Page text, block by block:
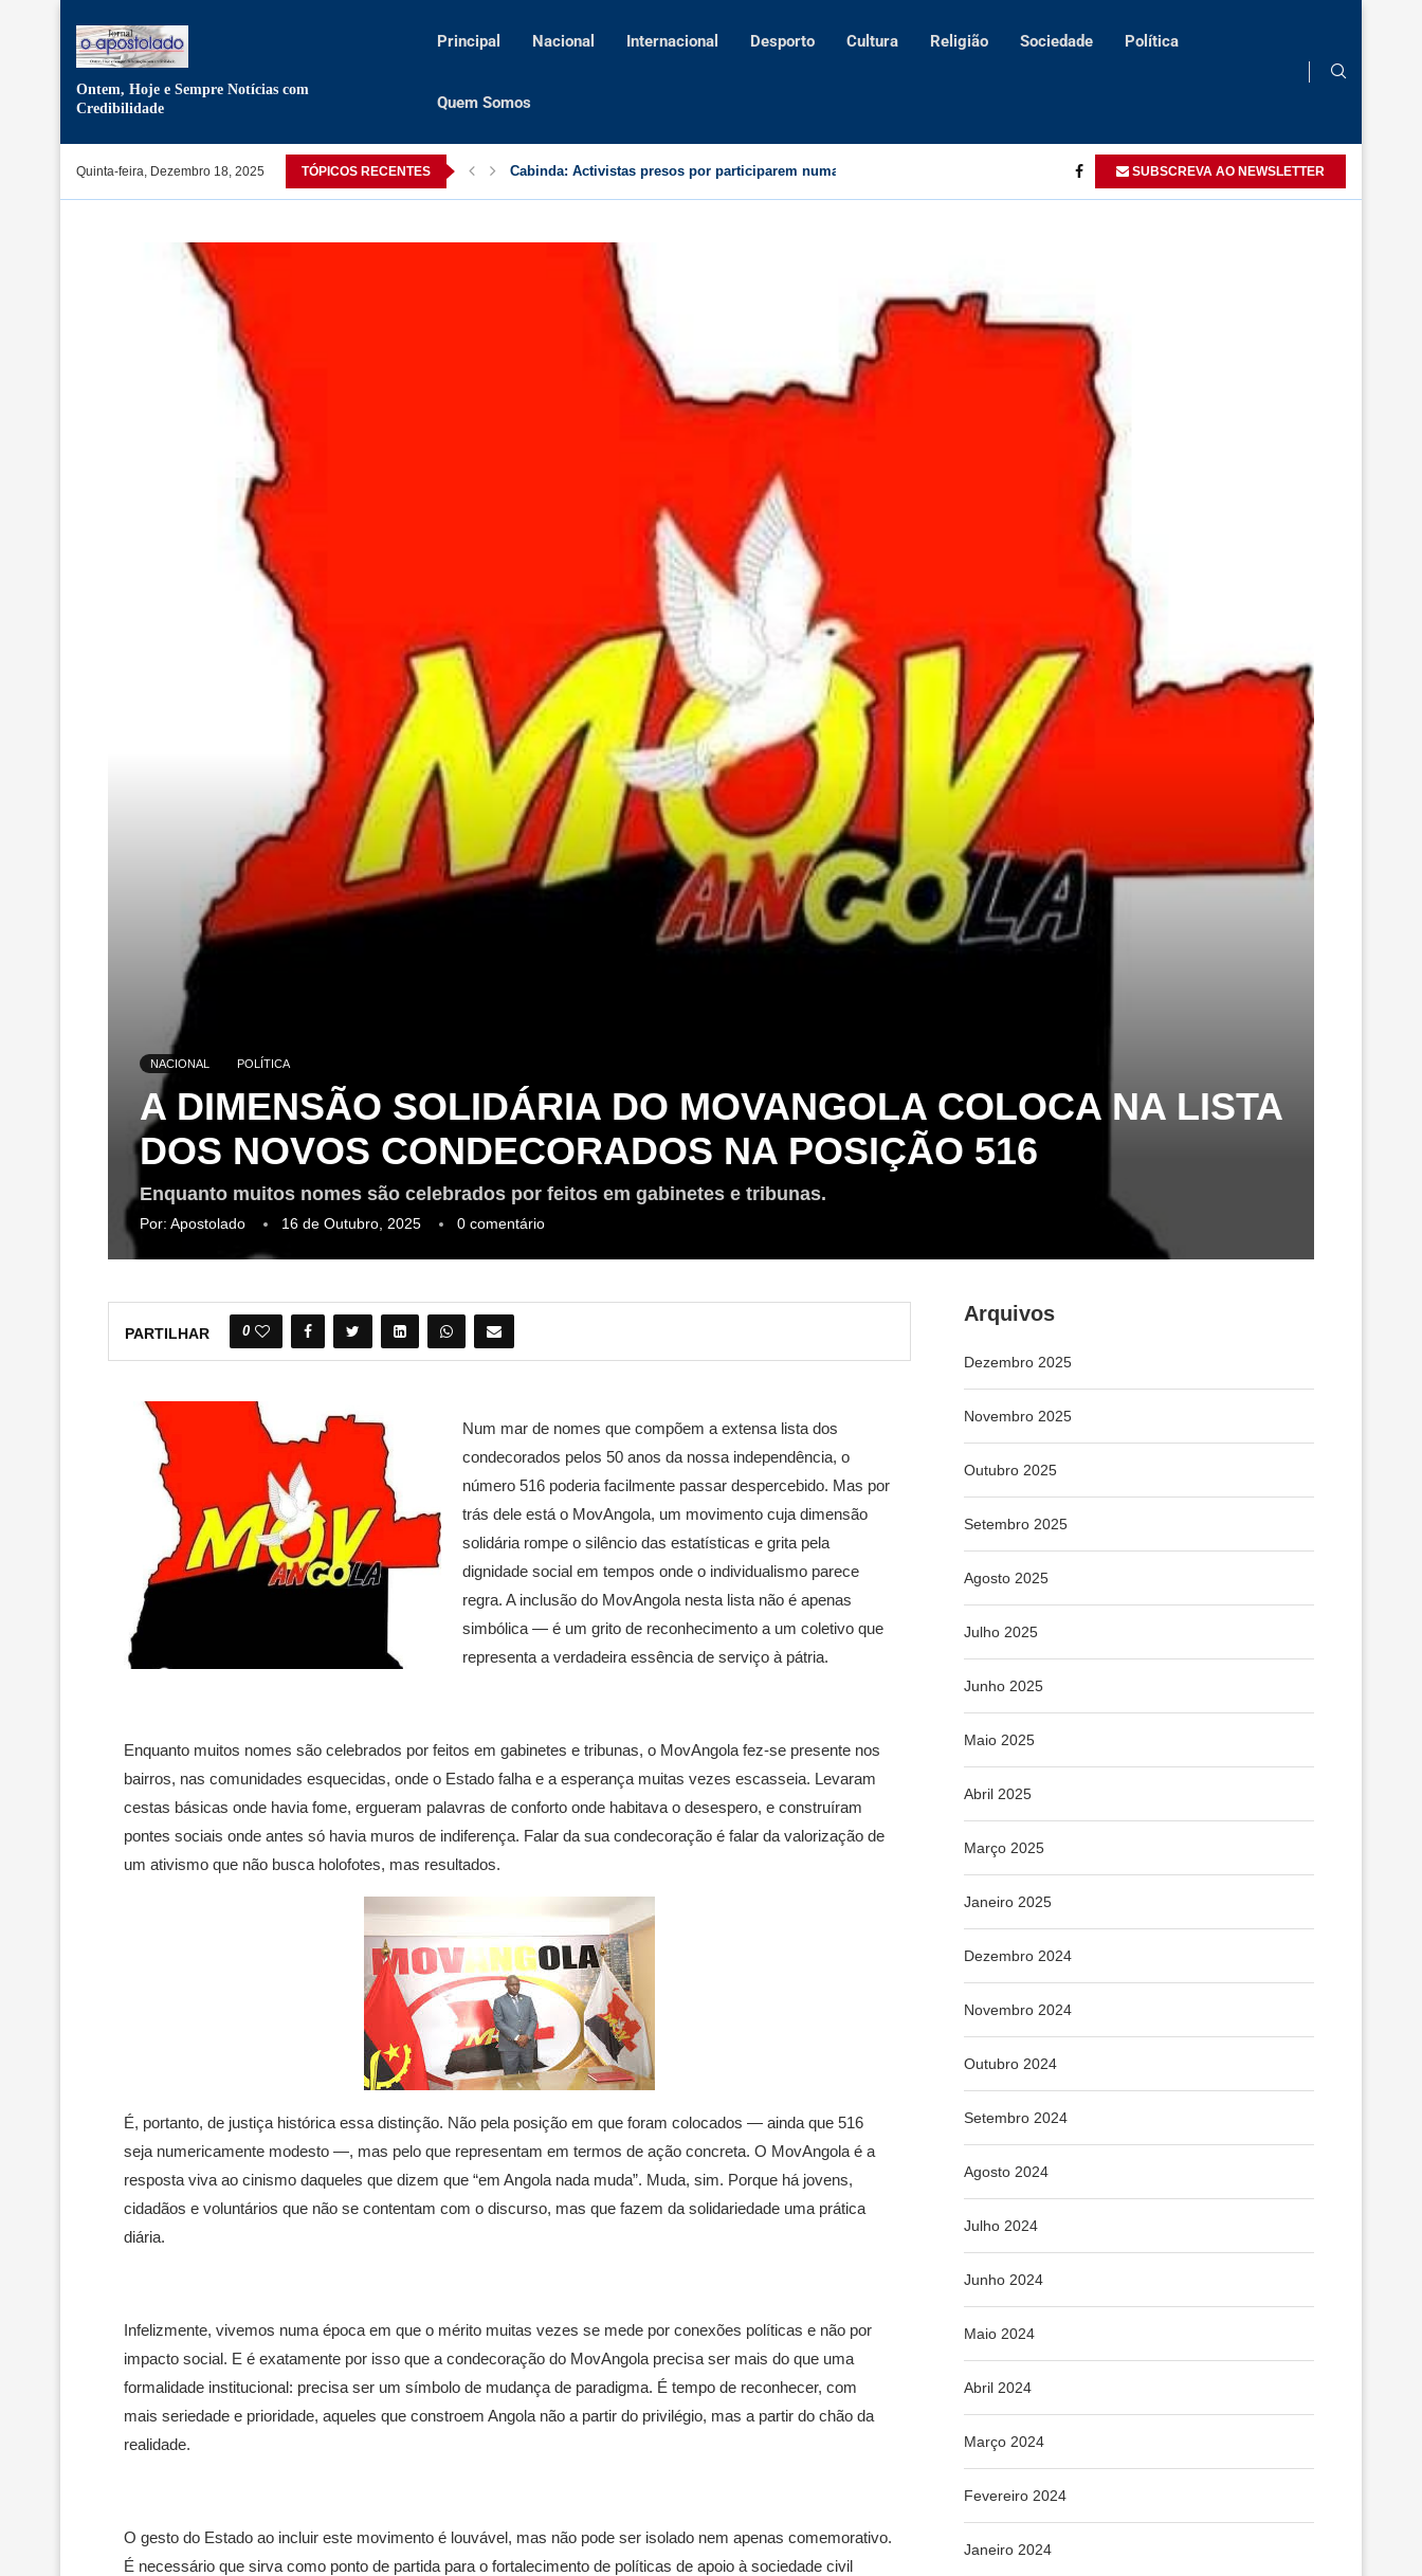
Ontem, Hoje e Sempre Notícias com
Credibilidade
Principal Nacional Internacional Desporto Cultura Religião Sociedade Política
Quem Somos
Quinta-feira, Dezembro 18, 2025 TÓPICOS RECENTES
da Cruz é um símbolo histórico para a Nação” Cabinda: Activistas presos por participarem numa acção de direitos humanos Angola defende acção conjunta na promoção do
SUBSCREVA AO NEWSLETTER
NACIONAL POLÍTICA
A DIMENSÃO SOLIDÁRIA DO MOVANGOLA COLOCA NA LISTA
DOS NOVOS CONDECORADOS NA POSIÇÃO 516
Enquanto muitos nomes são celebrados por feitos em gabinetes e tribunas.
Por: Apostolado 16 de Outubro, 2025 0 comentário
PARTILHAR 0
Num mar de nomes que compõem a extensa lista dos
condecorados pelos 50 anos da nossa independência, o
número 516 poderia facilmente passar despercebido. Mas por
trás dele está o MovAngola, um movimento cuja dimensão
solidária rompe o silêncio das estatísticas e grita pela
dignidade social em tempos onde o individualismo parece
regra. A inclusão do MovAngola nesta lista não é apenas
simbólica — é um grito de reconhecimento a um coletivo que
representa a verdadeira essência de serviço à pátria.
Enquanto muitos nomes são celebrados por feitos em gabinetes e tribunas, o MovAngola fez-se presente nos
bairros, nas comunidades esquecidas, onde o Estado falha e a esperança muitas vezes escasseia. Levaram
cestas básicas onde havia fome, ergueram palavras de conforto onde habitava o desespero, e construíram
pontes sociais onde antes só havia muros de indiferença. Falar da sua condecoração é falar da valorização de
um ativismo que não busca holofotes, mas resultados.
É, portanto, de justiça histórica essa distinção. Não pela posição em que foram colocados — ainda que 516
seja numericamente modesto —, mas pelo que representam em termos de ação concreta. O MovAngola é a
resposta viva ao cinismo daqueles que dizem que “em Angola nada muda”. Muda, sim. Porque há jovens,
cidadãos e voluntários que não se contentam com o discurso, mas que fazem da solidariedade uma prática
diária.
Infelizmente, vivemos numa época em que o mérito muitas vezes se mede por conexões políticas e não por
impacto social. E é exatamente por isso que a condecoração do MovAngola precisa ser mais do que uma
formalidade institucional: precisa ser um símbolo de mudança de paradigma. É tempo de reconhecer, com
mais seriedade e prioridade, aqueles que constroem Angola não a partir do privilégio, mas a partir do chão da
realidade.
O gesto do Estado ao incluir este movimento é louvável, mas não pode ser isolado nem apenas comemorativo.
É necessário que sirva como ponto de partida para o fortalecimento de políticas de apoio à sociedade civil
Arquivos
Dezembro 2025
Novembro 2025
Outubro 2025
Setembro 2025
Agosto 2025
Julho 2025
Junho 2025
Maio 2025
Abril 2025
Março 2025
Janeiro 2025
Dezembro 2024
Novembro 2024
Outubro 2024
Setembro 2024
Agosto 2024
Julho 2024
Junho 2024
Maio 2024
Abril 2024
Março 2024
Fevereiro 2024
Janeiro 2024